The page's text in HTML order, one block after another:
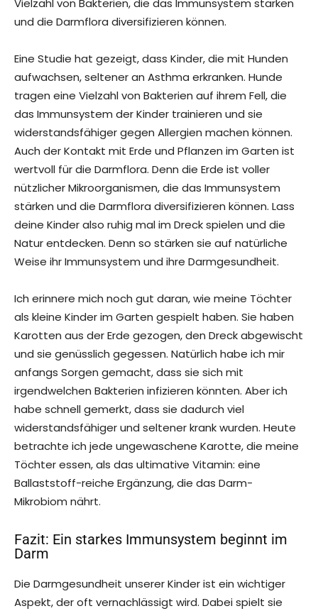
Vielzahl von Bakterien, die das Immunsystem stärken
und die Darmflora diversifizieren können.
Eine Studie hat gezeigt, dass Kinder, die mit Hunden
aufwachsen, seltener an Asthma erkranken. Hunde
tragen eine Vielzahl von Bakterien auf ihrem Fell, die
das Immunsystem der Kinder trainieren und sie
widerstandsfähiger gegen Allergien machen können.
Auch der Kontakt mit Erde und Pflanzen im Garten ist
wertvoll für die Darmflora. Denn die Erde ist voller
nützlicher Mikroorganismen, die das Immunsystem
stärken und die Darmflora diversifizieren können. Lass
deine Kinder also ruhig mal im Dreck spielen und die
Natur entdecken. Denn so stärken sie auf natürliche
Weise ihr Immunsystem und ihre Darmgesundheit.
Ich erinnere mich noch gut daran, wie meine Töchter
als kleine Kinder im Garten gespielt haben. Sie haben
Karotten aus der Erde gezogen, den Dreck abgewischt
und sie genüsslich gegessen. Natürlich habe ich mir
anfangs Sorgen gemacht, dass sie sich mit
irgendwelchen Bakterien infizieren könnten. Aber ich
habe schnell gemerkt, dass sie dadurch viel
widerstandsfähiger und seltener krank wurden. Heute
betrachte ich jede ungewaschene Karotte, die meine
Töchter essen, als das ultimative Vitamin: eine
Ballaststoff-reiche Ergänzung, die das Darm-
Mikrobiom nährt.
Fazit: Ein starkes Immunsystem beginnt im
Darm
Die Darmgesundheit unserer Kinder ist ein wichtiger
Aspekt, der oft vernachlässigt wird. Dabei spielt sie